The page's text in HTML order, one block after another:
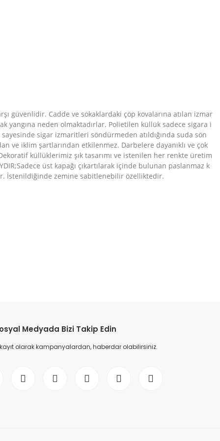
güvenlidir. Cadde ve sokaklardaki çöp kovalarına atılan izmar
yangına neden olmaktadırlar. Polietilen küllük sadece sigara i
sigar izmaritleri söndürmeden atıldığında suda sön
ve iklim şartlarından etkilenmez. Darbelere dayanıklı ve çok
küllüklerimiz şık tasarımı ve istenilen her renkte üretim
üst kapağı çıkartılarak içinde bulunan paslanmaz k
İstenildiğinde zemine sabitlenebilir özelliktedir.
Medyada Bizi Takip Edin
olarak kampanyalardan, haberdar olabilirsiniz.